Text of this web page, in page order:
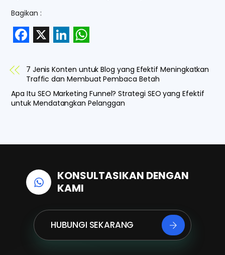
Bagikan :
F
a
e
o
X L
i
n
k
I
W
h
a
t
p
7 Jenis Konten untuk Blog yang Efektif Meningkatkan
Traffic dan Membuat Pembaca Betah
Apa Itu SEO Marketing Funnel? Strategi SEO yang Efektif
untuk Mendatangkan Pelanggan
KONSULTASIKAN DENGAN
KAMI
HUBUNGI SEKARANG